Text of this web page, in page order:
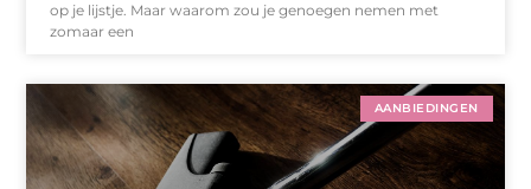
op je lijstje. Maar waarom zou je genoegen nemen met
zomaar een
AANBIEDINGEN